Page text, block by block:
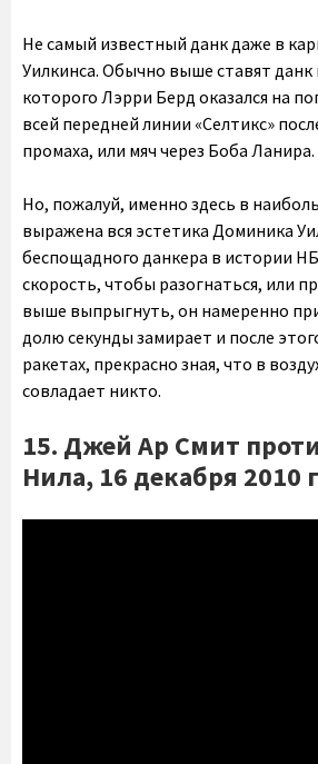
Не самый известный данк даже в
Уилкинса. Обычно выше ставят данк
которого Лэрри Берд оказался на
всей передней линии «Селтикс»
промаха, или мяч через Боба Ланира.
Но, пожалуй, именно здесь в
выражена вся эстетика Доминика
беспощадного данкера в истории
скорость, чтобы разогнаться, или
выше выпрыгнуть, он намеренно
долю секунды замирает и после
ракетах, прекрасно зная, что в
совладает никто.
15. Джей Ар Смит
Нила, 16 декабря 2010